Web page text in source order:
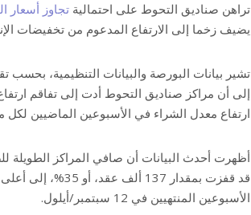
تراهن صناديق التحوط على احتمالية تجاوز أسعار
يضيف زخما إلى الارتفاع المدعوم من تخفيضات
تشير بيانات البورصة والبيانات التنظيمية، بحسب
ارتفاع معدل الشراء في الأسبوعين الماضيين لكل
أظهرت أحدث البيانات أن صافي المراكز
الأسبوعين المنتهيين في 12 سبتمبر/أيلول.